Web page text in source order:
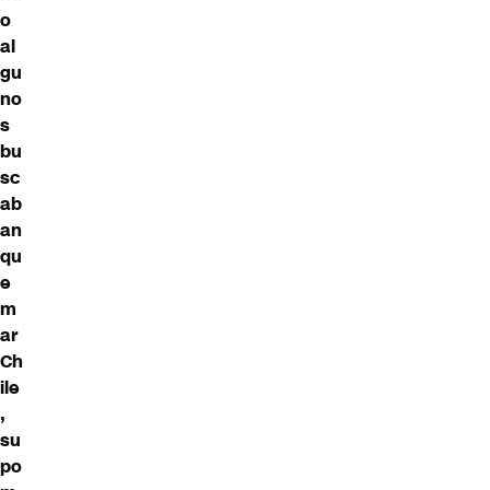
o
al
gu
no
s
bu
sc
ab
an
qu
e
m
ar
Ch
ile
,
su
po